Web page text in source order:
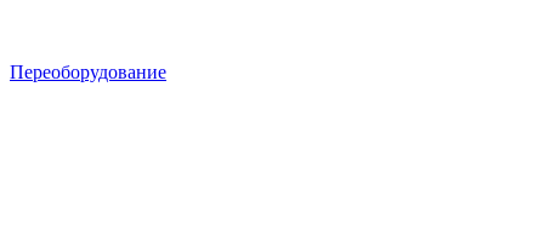
Переоборудование